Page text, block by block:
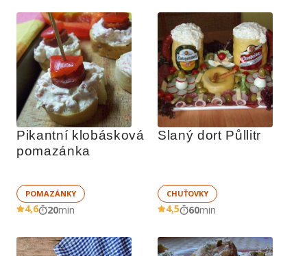
Pikantní klobásková
pomazánka
POMAZÁNKY
4,6 20min
Slaný dort Půllitr
CHUŤOVKY
4,5 60min